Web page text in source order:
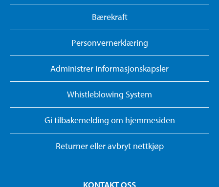
Bærekraft
Personvernerklæring
Administrer informasjonskapsler
Whistleblowing System
Gi tilbakemelding om hjemmesiden
Returner eller avbryt nettkjøp